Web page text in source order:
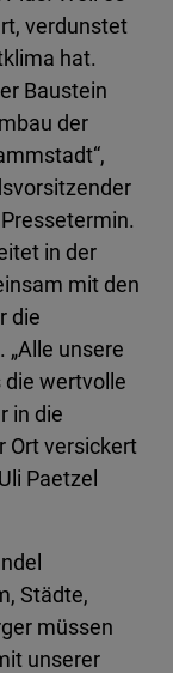
verdunstet
hat.
Baustein
der
in der
mit den
die
unsere
die wertvolle
in die
Ort versickert
Paetzel
Städte,
müssen
unserer